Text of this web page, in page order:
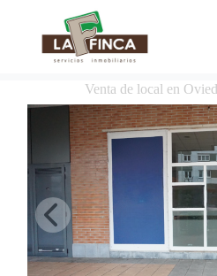
Venta de local en